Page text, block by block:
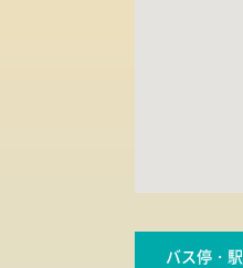
バス停・駅